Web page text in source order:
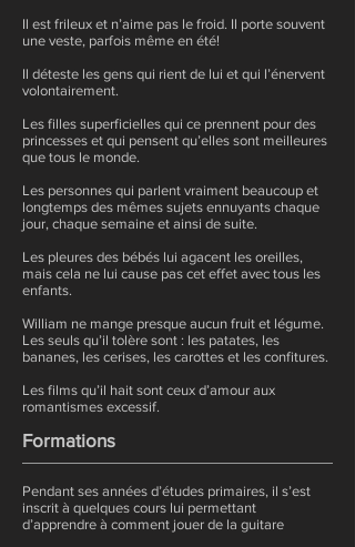
Il est frileux et n’aime pas le froid. Il porte souvent
une veste, parfois même en été!
Il déteste les gens qui rient de lui et qui l’énervent
volontairement.
Les filles superficielles qui ce prennent pour des
princesses et qui pensent qu’elles sont meilleures
que tous le monde.
Les personnes qui parlent vraiment beaucoup et
longtemps des mêmes sujets ennuyants chaque
jour, chaque semaine et ainsi de suite.
Les pleures des bébés lui agacent les oreilles,
mais cela ne lui cause pas cet effet avec tous les
enfants.
William ne mange presque aucun fruit et légume.
Les seuls qu’il tolère sont : les patates, les
bananes, les cerises, les carottes et les confitures.
Les films qu’il hait sont ceux d’amour aux
romantismes excessif.
Formations
Pendant ses années d’études primaires, il s’est
inscrit à quelques cours lui permettant
d’apprendre à comment jouer de la guitare